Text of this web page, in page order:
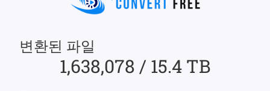
변환된 파일
1,638,078 / 15.4 TB